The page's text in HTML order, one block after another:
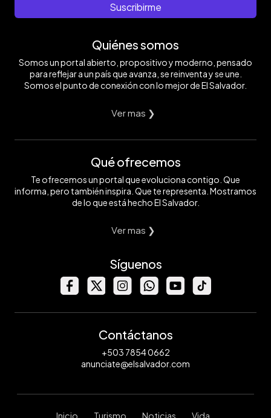
Suscribirme
Quiénes somos
Somos un portal abierto, propositivo y moderno, pensado
para reflejar a un país que avanza, se reinventa y se une.
Somos el punto de conexión con lo mejor de El Salvador.
Ver mas ❯
Qué ofrecemos
Te ofrecemos un portal que evoluciona contigo. Que
informa, pero también inspira. Que te representa. Mostramos
de lo que está hecho El Salvador.
Ver mas ❯
Síguenos
Contáctanos
+503 7854 0662
anunciate@elsalvador.com
Inicio Turismo Noticias Vida